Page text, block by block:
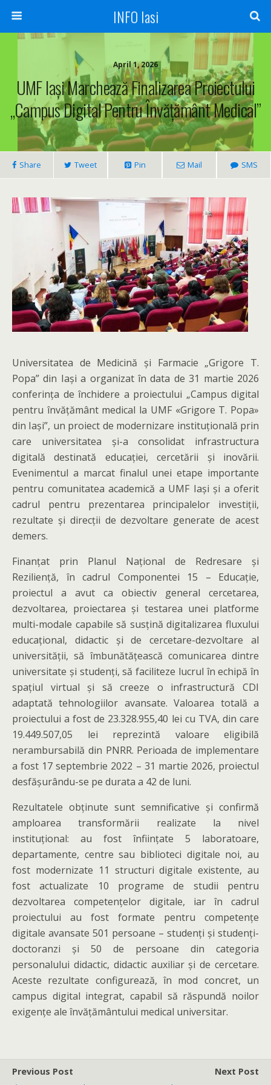
INFO Iasi
April 1, 2026
UMF Iași Marchează Finalizarea Proiectului
„Campus Digital Pentru Învățământ Medical”
Share Tweet Pin Mail SMS
Universitatea de Medicină și Farmacie „Grigore T.
Popa” din Iași a organizat în data de 31 martie 2026
conferința de închidere a proiectului „Campus digital
pentru învățământ medical la UMF «Grigore T. Popa»
din Iași”, un proiect de modernizare instituțională prin
care universitatea și-a consolidat infrastructura
digitală destinată educației, cercetării și inovării.
Evenimentul a marcat finalul unei etape importante
pentru comunitatea academică a UMF Iași și a oferit
cadrul pentru prezentarea principalelor investiții,
rezultate și direcții de dezvoltare generate de acest
demers.
Finanțat prin Planul Național de Redresare și
Reziliență, în cadrul Componentei 15 – Educație,
proiectul a avut ca obiectiv general cercetarea,
dezvoltarea, proiectarea și testarea unei platforme
multi-modale capabile să susțină digitalizarea fluxului
educațional, didactic și de cercetare-dezvoltare al
universității, să îmbunătățească comunicarea dintre
universitate și studenți, să faciliteze lucrul în echipă în
spațiul virtual și să creeze o infrastructură CDI
adaptată tehnologiilor avansate. Valoarea totală a
proiectului a fost de 23.328.955,40 lei cu TVA, din care
19.449.507,05 lei reprezintă valoare eligibilă
nerambursabilă din PNRR. Perioada de implementare
a fost 17 septembrie 2022 – 31 martie 2026, proiectul
desfășurându-se pe durata a 42 de luni.
Rezultatele obținute sunt semnificative și confirmă
amploarea transformării realizate la nivel
instituțional: au fost înființate 5 laboratoare,
departamente, centre sau biblioteci digitale noi, au
fost modernizate 11 structuri digitale existente, au
fost actualizate 10 programe de studii pentru
dezvoltarea competențelor digitale, iar în cadrul
proiectului au fost formate pentru competențe
digitale avansate 501 persoane – studenți și studenți-
doctoranzi și 50 de persoane din categoria
personalului didactic, didactic auxiliar și de cercetare.
Aceste rezultate configurează, în mod concret, un
campus digital integrat, capabil să răspundă noilor
exigențe ale învățământului medical universitar.
Previous Post
Next Post